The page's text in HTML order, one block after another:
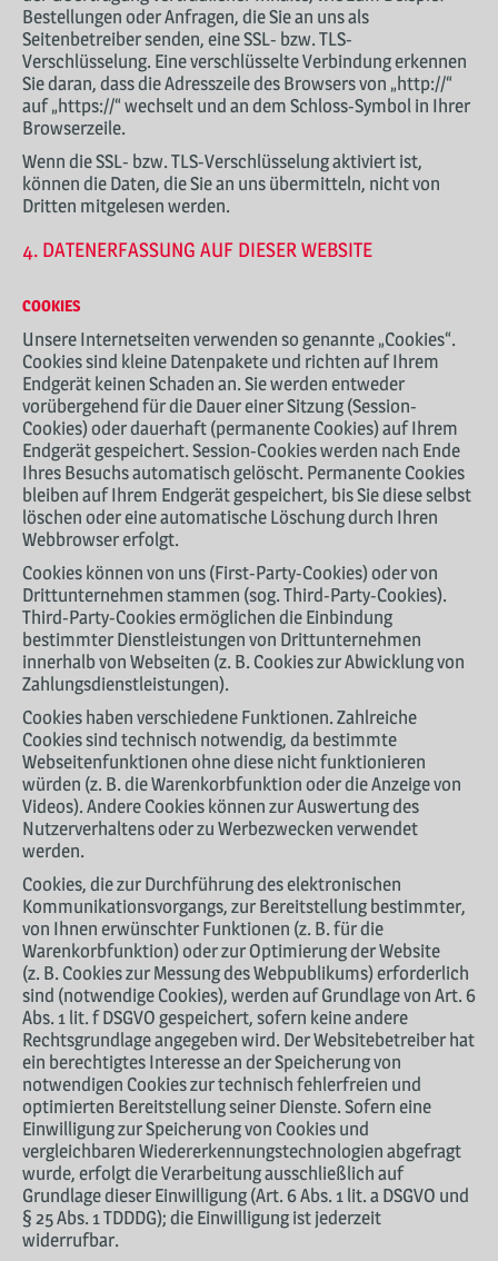
Bestellungen oder Anfragen, die Sie an uns als
Seitenbetreiber senden, eine SSL- bzw. TLS-
Verschlüsselung. Eine verschlüsselte Verbindung erkennen
Sie daran, dass die Adresszeile des Browsers von „http://“
auf „https://“ wechselt und an dem Schloss-Symbol in Ihrer
Browserzeile.
Wenn die SSL- bzw. TLS-Verschlüsselung aktiviert ist,
können die Daten, die Sie an uns übermitteln, nicht von
Dritten mitgelesen werden.
4. DATENERFASSUNG AUF DIESER WEBSITE
COOKIES
Unsere Internetseiten verwenden so genannte „Cookies“.
Cookies sind kleine Datenpakete und richten auf Ihrem
Endgerät keinen Schaden an. Sie werden entweder
vorübergehend für die Dauer einer Sitzung (Session-
Cookies) oder dauerhaft (permanente Cookies) auf Ihrem
Endgerät gespeichert. Session-Cookies werden nach Ende
Ihres Besuchs automatisch gelöscht. Permanente Cookies
bleiben auf Ihrem Endgerät gespeichert, bis Sie diese selbst
löschen oder eine automatische Löschung durch Ihren
Webbrowser erfolgt.
Cookies können von uns (First-Party-Cookies) oder von
Drittunternehmen stammen (sog. Third-Party-Cookies).
Third-Party-Cookies ermöglichen die Einbindung
bestimmter Dienstleistungen von Drittunternehmen
innerhalb von Webseiten (z. B. Cookies zur Abwicklung von
Zahlungsdienstleistungen).
Cookies haben verschiedene Funktionen. Zahlreiche
Cookies sind technisch notwendig, da bestimmte
Webseitenfunktionen ohne diese nicht funktionieren
würden (z. B. die Warenkorbfunktion oder die Anzeige von
Videos). Andere Cookies können zur Auswertung des
Nutzerverhaltens oder zu Werbezwecken verwendet
werden.
Cookies, die zur Durchführung des elektronischen
Kommunikationsvorgangs, zur Bereitstellung bestimmter,
von Ihnen erwünschter Funktionen (z. B. für die
Warenkorbfunktion) oder zur Optimierung der Website
(z. B. Cookies zur Messung des Webpublikums) erforderlich
sind (notwendige Cookies), werden auf Grundlage von Art. 6
Abs. 1 lit. f DSGVO gespeichert, sofern keine andere
Rechtsgrundlage angegeben wird. Der Websitebetreiber hat
ein berechtigtes Interesse an der Speicherung von
notwendigen Cookies zur technisch fehlerfreien und
optimierten Bereitstellung seiner Dienste. Sofern eine
Einwilligung zur Speicherung von Cookies und
vergleichbaren Wiedererkennungstechnologien abgefragt
wurde, erfolgt die Verarbeitung ausschließlich auf
Grundlage dieser Einwilligung (Art. 6 Abs. 1 lit. a DSGVO und
§ 25 Abs. 1 TDDDG); die Einwilligung ist jederzeit
widerrufbar.